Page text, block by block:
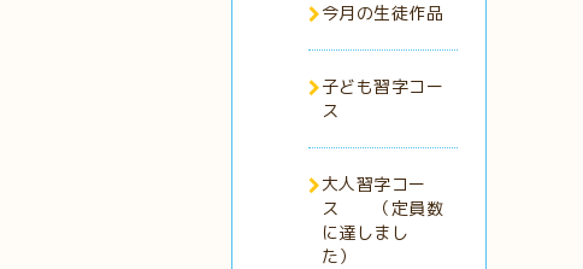
今月の生徒作品
子ども習字コー
ス
大人習字コー
ス （定員数
に達しまし
た）